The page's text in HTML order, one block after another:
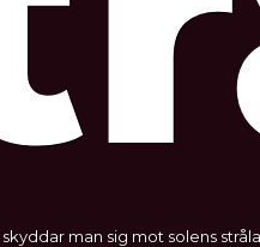
man sig mot solens